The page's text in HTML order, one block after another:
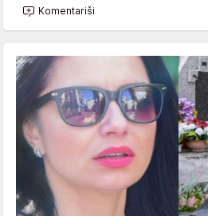
Komentariši